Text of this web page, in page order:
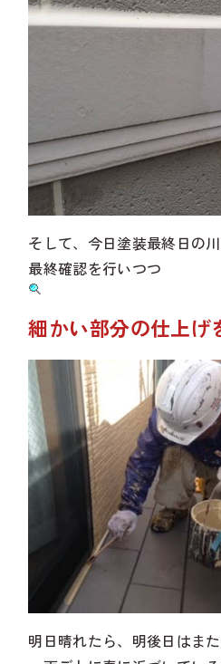
そして、今日塗装最終日の
最終確認を行いつつ
細かい部分の仕上げ
明日晴れたら、明後日はま